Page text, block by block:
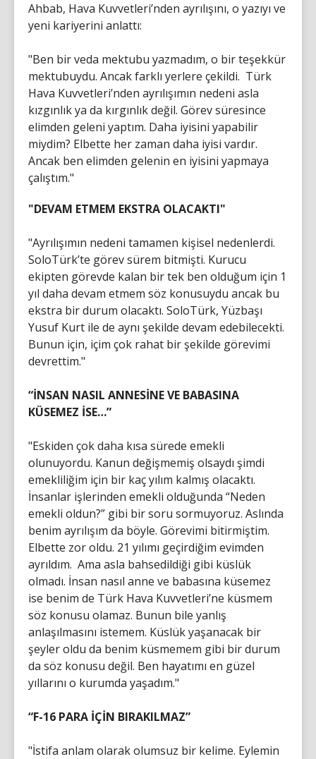
Ahbab, Hava Kuvvetleri’nden ayrılışını, o yazıyı ve
yeni kariyerini anlattı:
"Ben bir veda mektubu yazmadım, o bir teşekkür
mektubuydu. Ancak farklı yerlere çekildi. Türk
Hava Kuvvetleri’nden ayrılışımın nedeni asla
kızgınlık ya da kırgınlık değil. Görev süresince
elimden geleni yaptım. Daha iyisini yapabilir
miydim? Elbette her zaman daha iyisi vardır.
Ancak ben elimden gelenin en iyisini yapmaya
çalıştım."
"DEVAM ETMEM EKSTRA OLACAKTI"
"Ayrılışımın nedeni tamamen kişisel nedenlerdi.
SoloTürk’te görev sürem bitmişti. Kurucu
ekipten görevde kalan bir tek ben olduğum için 1
yıl daha devam etmem söz konusuydu ancak bu
ekstra bir durum olacaktı. SoloTürk, Yüzbaşı
Yusuf Kurt ile de aynı şekilde devam edebilecekti.
Bunun için, içim çok rahat bir şekilde görevimi
devrettim."
“İNSAN NASIL ANNESİNE VE BABASINA
KÜSEMEZ İSE…”
"Eskiden çok daha kısa sürede emekli
olunuyordu. Kanun değişmemiş olsaydı şimdi
emekliliğim için bir kaç yılım kalmış olacaktı.
İnsanlar işlerinden emekli olduğunda “Neden
emekli oldun?” gibi bir soru sormuyoruz. Aslında
benim ayrılışım da böyle. Görevimi bitirmiştim.
Elbette zor oldu. 21 yılımı geçirdiğim evimden
ayrıldım. Ama asla bahsedildiği gibi küslük
olmadı. İnsan nasıl anne ve babasına küsemez
ise benim de Türk Hava Kuvvetleri’ne küsmem
söz konusu olamaz. Bunun bile yanlış
anlaşılmasını istemem. Küslük yaşanacak bir
şeyler oldu da benim küsmemem gibi bir durum
da söz konusu değil. Ben hayatımı en güzel
yıllarını o kurumda yaşadım."
“F-16 PARA İÇİN BIRAKILMAZ”
"İstifa anlam olarak olumsuz bir kelime. Eylemin